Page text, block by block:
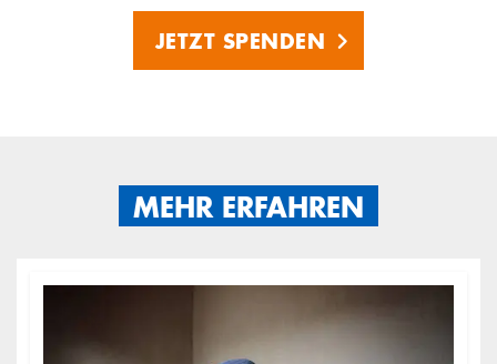
JETZT SPENDEN
MEHR ERFAHREN